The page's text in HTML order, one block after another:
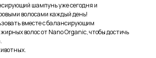
шампунь уже сегодня и
волосами каждый день!
вместе с балансирующим
волос от Nano Organic, чтобы достичь